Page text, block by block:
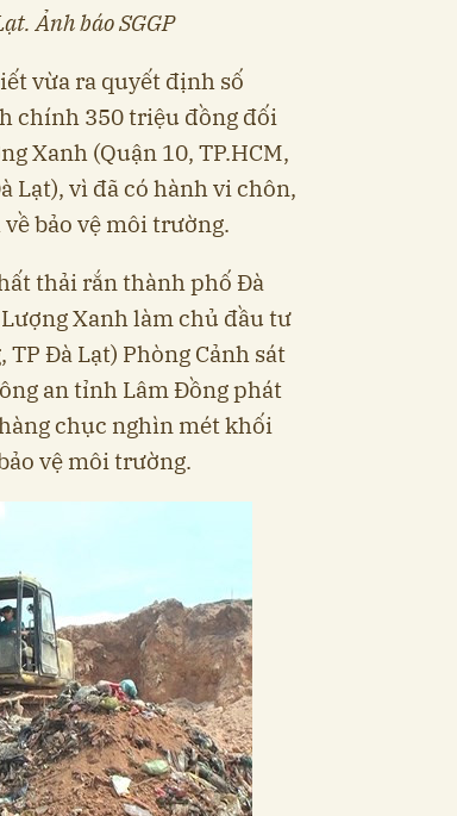
Ảnh báo SGGP
vừa ra quyết định số
chính 350 triệu đồng đối
Xanh (Quận 10, TP.HCM,
Lạt), vì đã có hành vi chôn,
bảo vệ môi trường.
thải rắn thành phố Đà
Xanh làm chủ đầu tư
Đà Lạt) Phòng Cảnh sát
an tỉnh Lâm Đồng phát
chục nghìn mét khối
vệ môi trường.